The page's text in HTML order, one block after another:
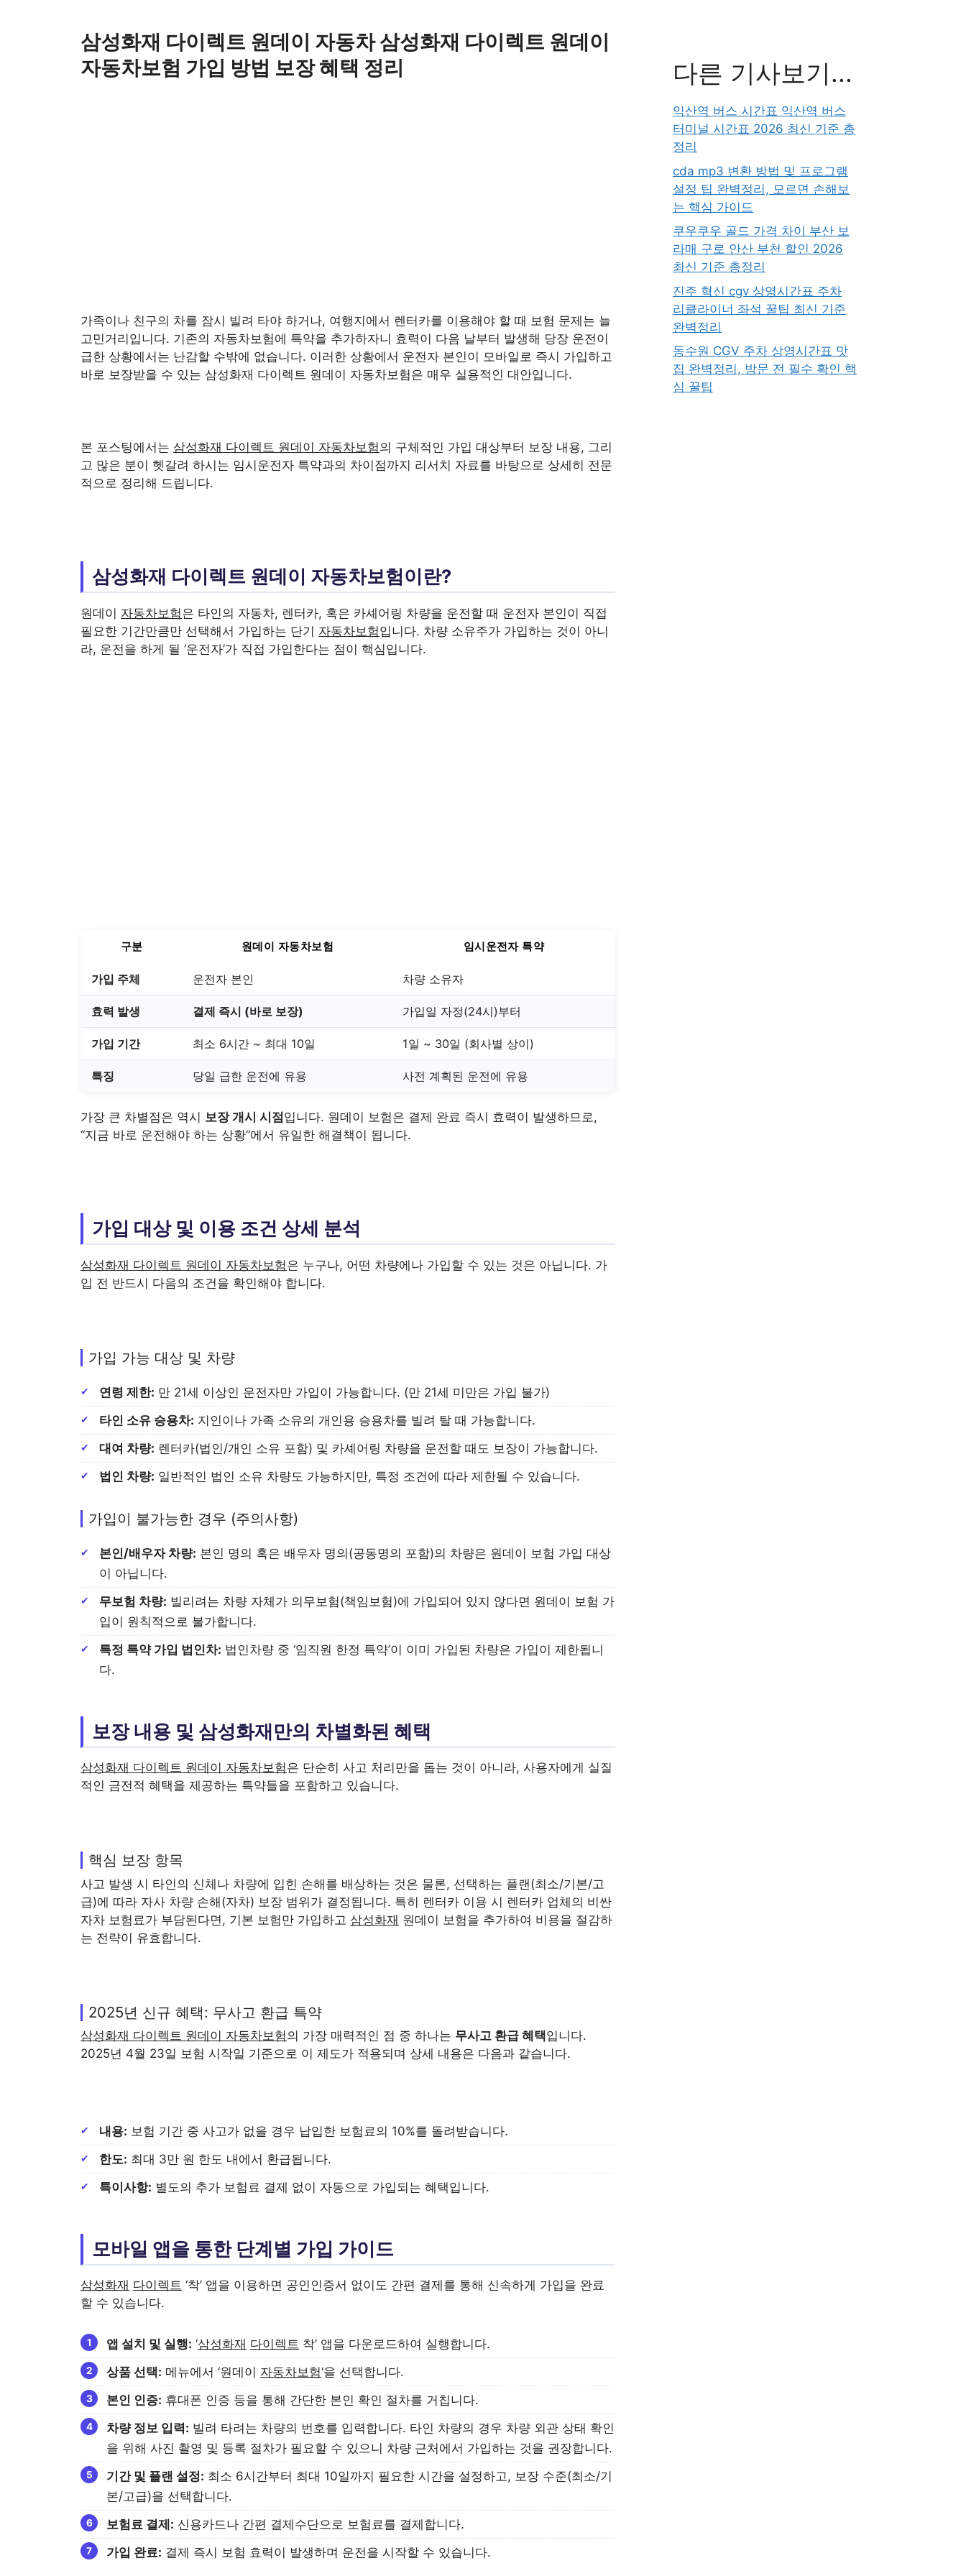
삼성화재 다이렉트 원데이 자동차 삼성화재 다이렉트 원데이
자동차보험 가입 방법 보장 혜택 정리
가족이나 친구의 차를 잠시 빌려 타야 하거나, 여행지에서 렌터카를 이용해야 할 때 보험 문제는 늘
고민거리입니다. 기존의 자동차보험에 특약을 추가하자니 효력이 다음 날부터 발생해 당장 운전이
급한 상황에서는 난감할 수밖에 없습니다. 이러한 상황에서 운전자 본인이 모바일로 즉시 가입하고
바로 보장받을 수 있는 삼성화재 다이렉트 원데이 자동차보험은 매우 실용적인 대안입니다.
본 포스팅에서는 삼성화재 다이렉트 원데이 자동차보험의 구체적인 가입 대상부터 보장 내용, 그리
고 많은 분이 헷갈려 하시는 임시운전자 특약과의 차이점까지 리서치 자료를 바탕으로 상세히 전문
적으로 정리해 드립니다.
삼성화재 다이렉트 원데이 자동차보험이란?
원데이 자동차보험은 타인의 자동차, 렌터카, 혹은 카셰어링 차량을 운전할 때 운전자 본인이 직접
필요한 기간만큼만 선택해서 가입하는 단기 자동차보험입니다. 차량 소유주가 가입하는 것이 아니
라, 운전을 하게 될 ‘운전자’가 직접 가입한다는 점이 핵심입니다.
구분 원데이 자동차보험 임시운전자 특약
가입 주체 운전자 본인 차량 소유자
효력 발생 결제 즉시 (바로 보장) 가입일 자정(24시)부터
가입 기간 최소 6시간 ~ 최대 10일 1일 ~ 30일 (회사별 상이)
특징 당일 급한 운전에 유용 사전 계획된 운전에 유용
가장 큰 차별점은 역시 보장 개시 시점입니다. 원데이 보험은 결제 완료 즉시 효력이 발생하므로,
“지금 바로 운전해야 하는 상황”에서 유일한 해결책이 됩니다.
가입 대상 및 이용 조건 상세 분석
삼성화재 다이렉트 원데이 자동차보험은 누구나, 어떤 차량에나 가입할 수 있는 것은 아닙니다. 가
입 전 반드시 다음의 조건을 확인해야 합니다.
가입 가능 대상 및 차량
연령 제한: 만 21세 이상인 운전자만 가입이 가능합니다. (만 21세 미만은 가입 불가)
타인 소유 승용차: 지인이나 가족 소유의 개인용 승용차를 빌려 탈 때 가능합니다.
대여 차량: 렌터카(법인/개인 소유 포함) 및 카셰어링 차량을 운전할 때도 보장이 가능합니다.
법인 차량: 일반적인 법인 소유 차량도 가능하지만, 특정 조건에 따라 제한될 수 있습니다.
가입이 불가능한 경우 (주의사항)
본인/배우자 차량: 본인 명의 혹은 배우자 명의(공동명의 포함)의 차량은 원데이 보험 가입 대상
이 아닙니다.
무보험 차량: 빌리려는 차량 자체가 의무보험(책임보험)에 가입되어 있지 않다면 원데이 보험 가
입이 원칙적으로 불가합니다.
특정 특약 가입 법인차: 법인차량 중 ‘임직원 한정 특약’이 이미 가입된 차량은 가입이 제한됩니
다.
보장 내용 및 삼성화재만의 차별화된 혜택
삼성화재 다이렉트 원데이 자동차보험은 단순히 사고 처리만을 돕는 것이 아니라, 사용자에게 실질
적인 금전적 혜택을 제공하는 특약들을 포함하고 있습니다.
핵심 보장 항목
사고 발생 시 타인의 신체나 차량에 입힌 손해를 배상하는 것은 물론, 선택하는 플랜(최소/기본/고
급)에 따라 자사 차량 손해(자차) 보장 범위가 결정됩니다. 특히 렌터카 이용 시 렌터카 업체의 비싼
자차 보험료가 부담된다면, 기본 보험만 가입하고 삼성화재 원데이 보험을 추가하여 비용을 절감하
는 전략이 유효합니다.
2025년 신규 혜택: 무사고 환급 특약
삼성화재 다이렉트 원데이 자동차보험의 가장 매력적인 점 중 하나는 무사고 환급 혜택입니다.
2025년 4월 23일 보험 시작일 기준으로 이 제도가 적용되며 상세 내용은 다음과 같습니다.
내용: 보험 기간 중 사고가 없을 경우 납입한 보험료의 10%를 돌려받습니다.
한도: 최대 3만 원 한도 내에서 환급됩니다.
특이사항: 별도의 추가 보험료 결제 없이 자동으로 가입되는 혜택입니다.
모바일 앱을 통한 단계별 가입 가이드
삼성화재 다이렉트 ‘착’ 앱을 이용하면 공인인증서 없이도 간편 결제를 통해 신속하게 가입을 완료
할 수 있습니다.
앱 설치 및 실행: ‘삼성화재 다이렉트 착’ 앱을 다운로드하여 실행합니다.
상품 선택: 메뉴에서 ‘원데이 자동차보험‘을 선택합니다.
본인 인증: 휴대폰 인증 등을 통해 간단한 본인 확인 절차를 거칩니다.
차량 정보 입력: 빌려 타려는 차량의 번호를 입력합니다. 타인 차량의 경우 차량 외관 상태 확인
을 위해 사진 촬영 및 등록 절차가 필요할 수 있으니 차량 근처에서 가입하는 것을 권장합니다.
기간 및 플랜 설정: 최소 6시간부터 최대 10일까지 필요한 시간을 설정하고, 보장 수준(최소/기
본/고급)을 선택합니다.
보험료 결제: 신용카드나 간편 결제수단으로 보험료를 결제합니다.
가입 완료: 결제 즉시 보험 효력이 발생하며 운전을 시작할 수 있습니다.
다른 기사보기...
익산역 버스 시간표 익산역 버스
터미널 시간표 2026 최신 기준 총
정리
cda mp3 변환 방법 및 프로그램
설정 팁 완벽정리, 모르면 손해보
는 핵심 가이드
쿠우쿠우 골드 가격 차이 부산 보
라매 구로 안산 부천 할인 2026
최신 기준 총정리
진주 혁신 cgv 상영시간표 주차
리클라이너 좌석 꿀팁 최신 기준
완벽정리
동수원 CGV 주차 상영시간표 맛
집 완벽정리, 방문 전 필수 확인 핵
심 꿀팁